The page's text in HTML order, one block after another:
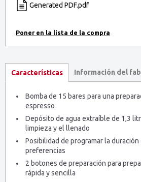
Generated PDF.pdf
Características Información del
Bomba de 15 bares para una
espresso
Depósito de agua extraíble de 1,3
limpieza y el llenado
Posibilidad de programar la
preferencias
2 botones de preparación para
rápida y sencilla